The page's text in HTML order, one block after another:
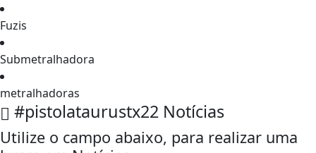
Fuzis
Submetralhadora
metralhadoras
#pistolataurustx22 Notícias
Utilize o campo abaixo, para realizar uma